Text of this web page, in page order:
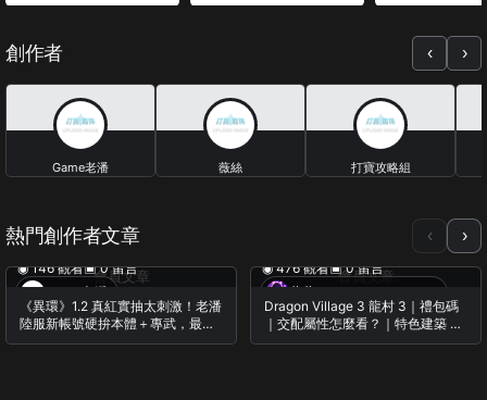
創作者 ‹ ›
Game老潘
薇絲
打寶攻略組
熱門創作者文章 ‹ ›
會員文章
Game老潘
◉ 146 觀看▣ 0 留言
《異環》1.2 真紅實抽太刺激！老潘
陸服新帳號硬拚本體＋專武，最後
到底有沒有出貨？
會員文章
蕨蕨・Casual Gameplay
◉ 476 觀看▣ 0 留言
Dragon Village 3 龍村 3｜禮包碼
｜交配屬性怎麼看？｜特色建築 特
色龍｜像素龍收集養成RPG